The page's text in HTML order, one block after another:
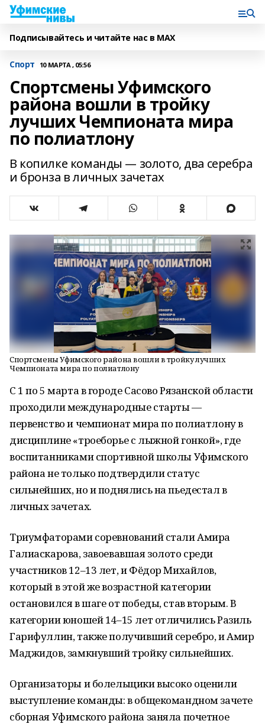
Подписывайтесь и читайте нас в MAX
Спорт 10 МАРТА , 05:56
Спортсмены Уфимского
района вошли в тройку
лучших Чемпионата мира
по полиатлону
В копилке команды — золото, два серебра
и бронза в личных зачетах
Спортсмены Уфимского района вошли в тройку лучших
Чемпионата мира по полиатлону
С 1 по 5 марта в городе Сасово Рязанской области
проходили международные старты —
первенство и чемпионат мира по полиатлону в
дисциплине «троеборье с лыжной гонкой», где
воспитанниками спортивной школы Уфимского
района не только подтвердили статус
сильнейших, но и поднялись на пьедестал в
личных зачетах.
Триумфаторами соревнований стали Амира
Галиаскарова, завоевавшая золото среди
участников 12–13 лет, и Фёдор Михайлов,
который в этой же возрастной категории
остановился в шаге от победы, став вторым. В
категории юношей 14–15 лет отличились Разиль
Гарифуллин, также получивший серебро, и Амир
Маджидов, замкнувший тройку сильнейших.
Организаторы и болельщики высоко оценили
выступление команды: в общекомандном зачете
сборная Уфимского района заняла почетное